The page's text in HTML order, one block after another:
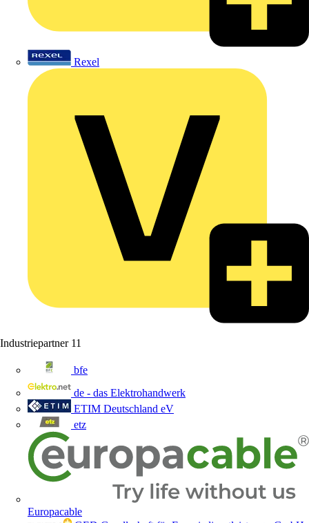
Rexel
Industriepartner 11
bfe
de - das Elektrohandwerk
ETIM Deutschland eV
etz
Europacable